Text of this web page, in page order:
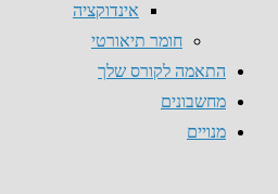
אינדוקציה
חומר תיאורטי
התאמה לקורס שלך
מחשבונים
מנויים